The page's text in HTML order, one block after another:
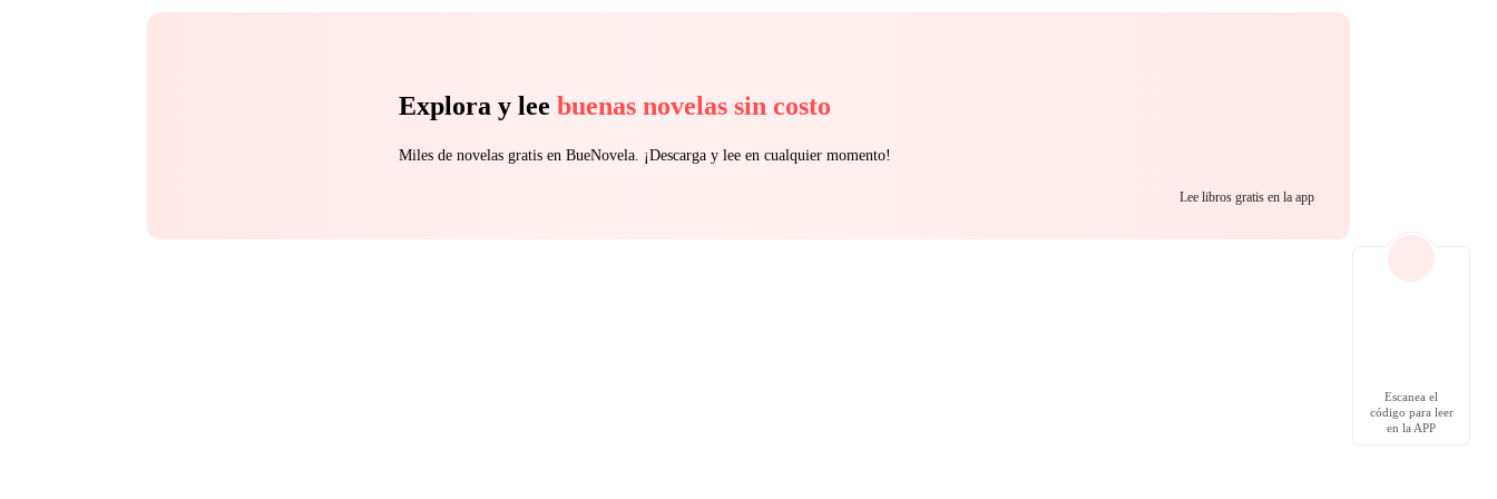
Explora y lee buenas novelas sin costo
Miles de novelas gratis en BueNovela. ¡Descarga y lee en cualquier momento!
Lee libros gratis en la app
Escanea el
código para leer
en la APP